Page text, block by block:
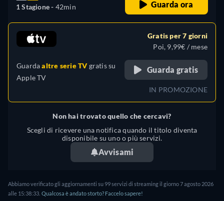
1 Stagione - 42min Guarda ora
Guardaaltre serie TVgratis su
Apple TV
Gratis per 7 giorni
Poi, 9,99€ / mese
Guarda gratis
IN PROMOZIONE
Non hai trovato quello che cercavi?
Scegli di ricevere una notifica quando il titolo diventa
disponibile su uno o più servizi.
Avvisami
Abbiamo verificato gli aggiornamenti su 99 servizi di streaming il giorno 7 agosto 2026
alle 15:38:33. Qualcosa è andato storto? Faccelo sapere!